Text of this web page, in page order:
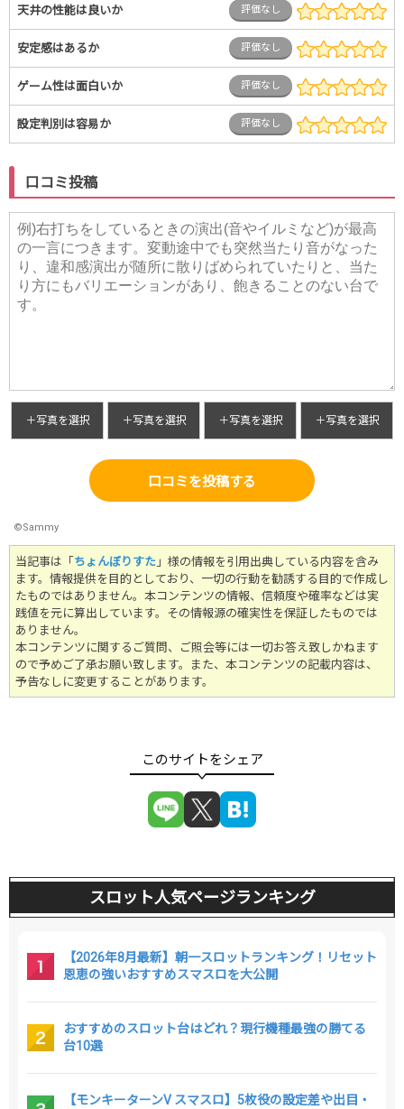
天井の性能は良いか 評価なし
安定感はあるか 評価なし
ゲーム性は面白いか 評価なし
設定判別は容易か 評価なし
口コミ投稿
＋写真を選択 ＋写真を選択 ＋写真を選択 ＋写真を選択
口コミを投稿する
©Sammy
当記事は「 ちょんぼりすた 」様の情報を引用出典している内容を含み
ます。情報提供を目的としており、一切の行動を勧誘する目的で作成し
たものではありません。 本コンテンツの情報、信頼度や確率などは実
践値を元に算出しています。その情報源の確実性を保証したものでは
ありません。
本コンテンツに関するご質問、ご照会等には一切お答え致しかねます
ので予めご了承お願い致します。また、本コンテンツの記載内容は、
予告なしに変更することがあります。
スロット人気ページランキング
【2026年8月最新】朝一スロットランキング！リセット
恩恵の強いおすすめスマスロを大公開
おすすめのスロット台はどれ？現行機種最強の勝てる
台10選
【モンキーターンV スマスロ】5枚役の設定差や出目・